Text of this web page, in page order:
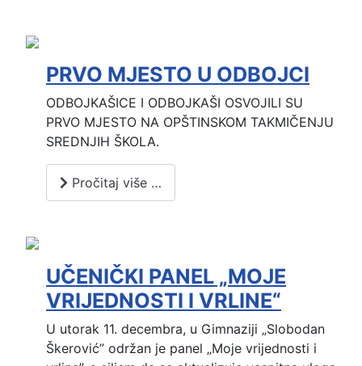
PRVO MJESTO U ODBOJCI
ODBOJKAŠICE I ODBOJKAŠI OSVOJILI SU
PRVO MJESTO NA OPŠTINSKOM TAKMIČENJU
SREDNJIH ŠKOLA.
Pročitaj više …
UČENIČKI PANEL „MOJE
VRIJEDNOSTI I VRLINE“
U utorak 11. decembra, u Gimnaziji „Slobodan
Škerović” održan je panel „Moje vrijednosti i